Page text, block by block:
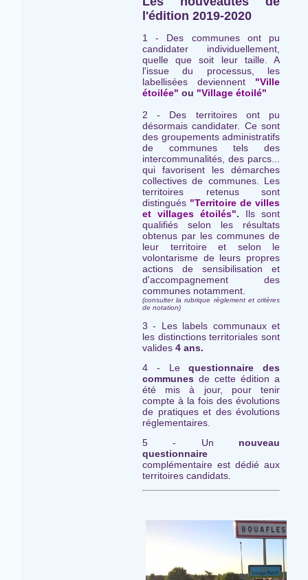
l'édition 2019-2020
1 - Des communes ont pu
candidater individuellement,
quelle que soit leur taille. A
l'issue du processus, les
labellisées deviennent "Ville
étoilée" ou "Village étoilé"
2 - Des territoires ont pu
désormais candidater. Ce sont
des groupements administratifs
de communes tels des
intercommunalités, des parcs...
qui favorisent les démarches
collectives de communes. Les
territoires retenus sont
distingués "Territoire de villes
et villages étoilés". Ils sont
qualifiés selon les résultats
obtenus par les communes de
leur territoire et selon le
volontarisme de leurs propres
actions de sensibilisation et
d'accompagnement des
communes notamment.
(consulter la rubrique règlement et critères
de notation)
3 - Les labels communaux et
les distinctions territoriales sont
valides 4 ans.
4 - Lequestionnaire des
communes de cette édition a
été mis à jour, pour tenir
compte à la fois des évolutions
de pratiques et des évolutions
réglementaires.
5 - Un nouveau
questionnaire
complémentaire est dédié aux
territoires candidats.